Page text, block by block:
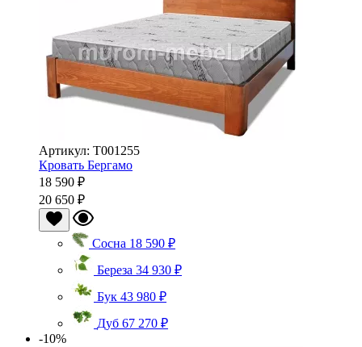
Артикул: Т001255
Кровать Бергамо
18 590 ₽
20 650 ₽
Сосна 18 590 ₽
Береза 34 930 ₽
Бук 43 980 ₽
Дуб 67 270 ₽
-10%